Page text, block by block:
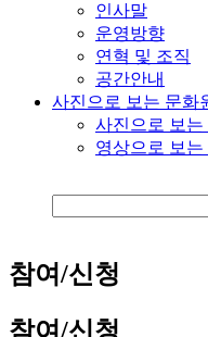
인사말
운영방향
연혁 및 조직
공간안내
사진으로 보는 문화
사진으로 보는
영상으로 보는
참여/신청
참여/신청